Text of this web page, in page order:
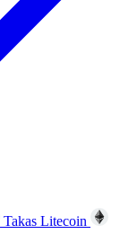
Takas Litecoin